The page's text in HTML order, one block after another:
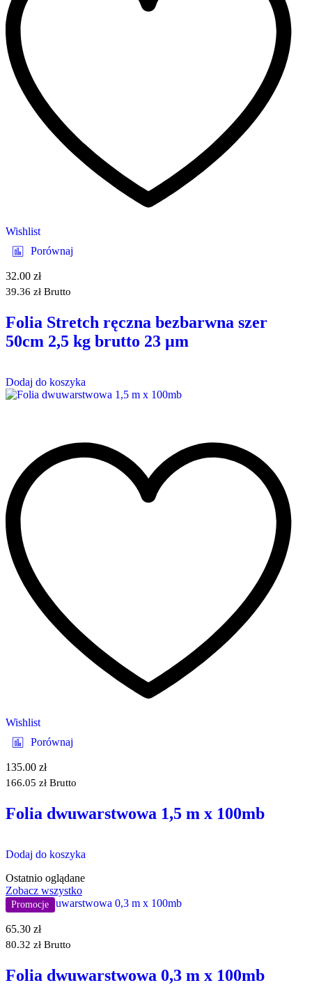
Wishlist
Porównaj
32.00 zł
39.36 zł Brutto
Folia Stretch ręczna bezbarwna szer
50cm 2,5 kg brutto 23 µm
Dodaj do koszyka
Wishlist
Porównaj
135.00 zł
166.05 zł Brutto
Folia dwuwarstwowa 1,5 m x 100mb
Dodaj do koszyka
Ostatnio oglądane
Zobacz wszystko
Promocje
65.30 zł
80.32 zł Brutto
Folia dwuwarstwowa 0,3 m x 100mb